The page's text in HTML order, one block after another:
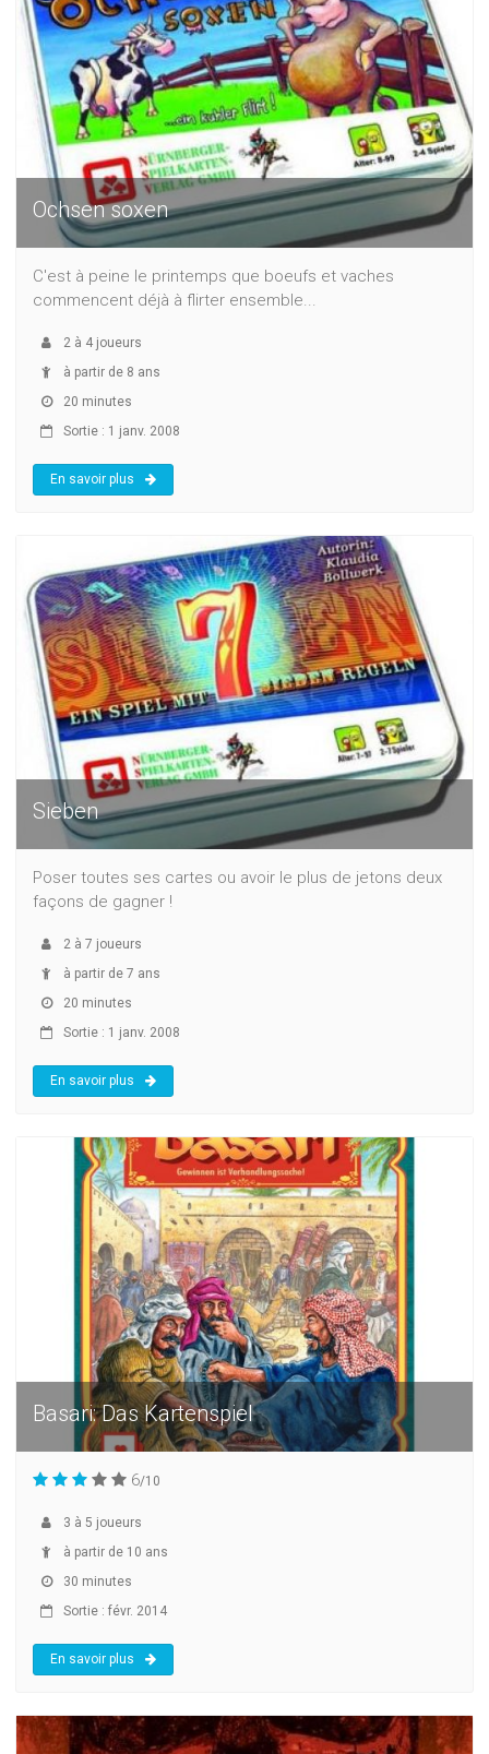
Ochsen soxen
C'est à peine le printemps que boeufs et vaches
commencent déjà à flirter ensemble...
2 à 4 joueurs
à partir de 8 ans
20 minutes
Sortie : 1 janv. 2008
En savoir plus
Sieben
Poser toutes ses cartes ou avoir le plus de jetons deux
façons de gagner !
2 à 7 joueurs
à partir de 7 ans
20 minutes
Sortie : 1 janv. 2008
En savoir plus
Basari: Das Kartenspiel
6/10
3 à 5 joueurs
à partir de 10 ans
30 minutes
Sortie : févr. 2014
En savoir plus